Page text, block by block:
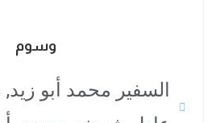
وسوم
السفير محمد أبو زيد,